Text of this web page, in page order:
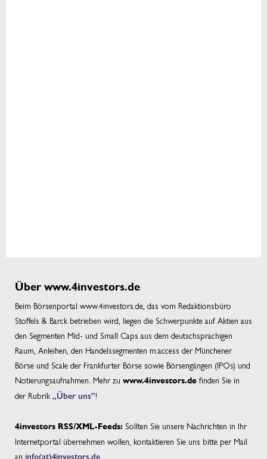
Über www.4investors.de
Beim Börsenportal www.4investors.de, das vom Redaktionsbüro
Stoffels & Barck betrieben wird, liegen die Schwerpunkte auf Aktien aus
den Segmenten Mid- und Small Caps aus dem deutschsprachigen
Raum, Anleihen, den Handelssegmenten m:access der Münchener
Börse und Scale der Frankfurter Börse sowie Börsengängen (IPOs) und
Notierungsaufnahmen. Mehr zu www.4investors.de finden Sie in
der Rubrik „Über uns”!
4investors RSS/XML-Feeds: Sollten Sie unsere Nachrichten in Ihr
Internetportal übernehmen wollen, kontaktieren Sie uns bitte per Mail
an info(at)4investors.de